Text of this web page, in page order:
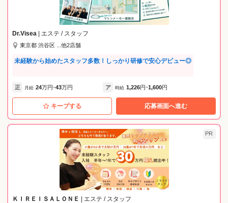
Dr.Visea | エステ / スタッフ
東京都 渋谷区 ...他2店舗
未経験から始めたスタッフ多数！しっかり研修で安心デビュー◎
正 月給 24万円~43万円 ア 時給 1,226円~1,600円
キープする 応募画面へ進む
PR
ＫＩＲＥＩＳＡＬＯＮＥ | エステ / スタッフ